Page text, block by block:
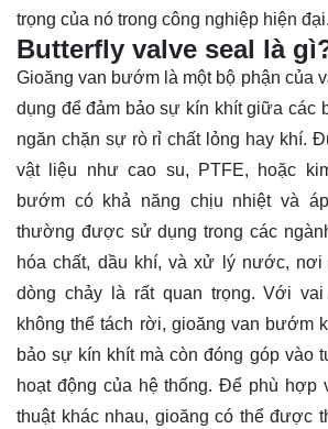
trọng của nó trong công nghiệp hiện đại.
Butterfly valve seal là
Gioăng van bướm là một bộ phận của
dụng để đảm bảo sự kín khít giữa các
ngăn chặn sự rò rỉ chất lỏng hay khí.
vật liệu như cao su, PTFE, hoặc
bướm có khả năng chịu nhiệt và
thường được sử dụng trong các
hóa chất, dầu khí, và xử lý nước, nơi
dòng chảy là rất quan trọng. Với
không thể tách rời, gioăng van bướm
bảo sự kín khít mà còn đóng góp vào
hoạt động của hệ thống. Để phù hợp
thuật khác nhau, gioăng có thể được